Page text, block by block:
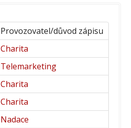
Provozovatel/důvod zápisu
Charita
Telemarketing
Charita
Charita
Nadace